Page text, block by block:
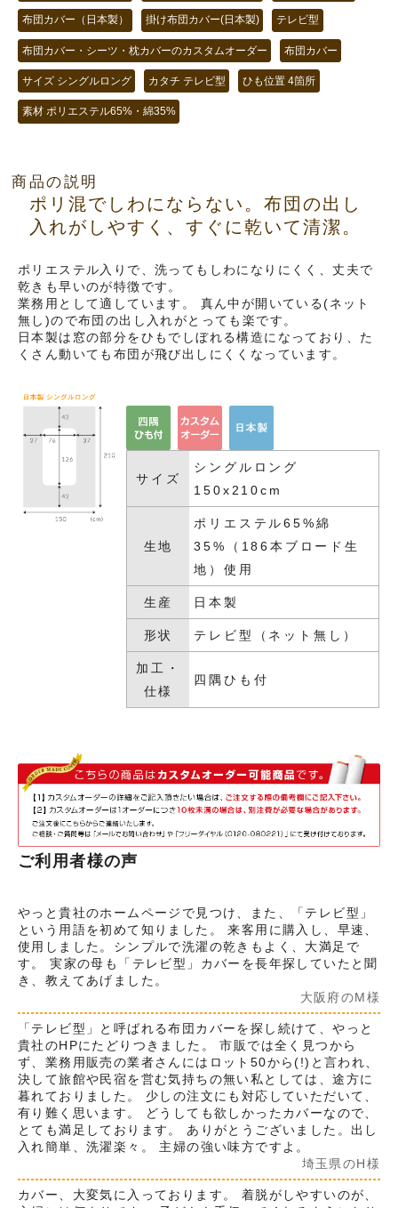
布団カバー（日本製） 掛け布団カバー(日本製) テレビ型
布団カバー・シーツ・枕カバーのカスタムオーダー 布団カバー
サイズ シングルロング カタチ テレビ型 ひも位置 4箇所
素材 ポリエステル65%・綿35%
商品の説明
ポリ混でしわにならない。布団の出し
入れがしやすく、すぐに乾いて清潔。
ポリエステル入りで、洗ってもしわになりにくく、丈夫で
乾きも早いのが特徴です。
業務用として適しています。 真ん中が開いている(ネット
無し)ので布団の出し入れがとっても楽です。
日本製は窓の部分をひもでしぼれる構造になっており、た
くさん動いても布団が飛び出しにくくなっています。
サイズ
シングルロング
150x210cm
生地
ポリエステル65%綿
35%（186本ブロード生
地）使用
生産 日本製
形状 テレビ型（ネット無し）
加工・
仕様
四隅ひも付
ご利用者様の声
やっと貴社のホームページで見つけ、また、「テレビ型」
という用語を初めて知りました。 来客用に購入し、早速、
使用しました。シンプルで洗濯の乾きもよく、大満足で
す。 実家の母も「テレビ型」カバーを長年探していたと聞
き、教えてあげました。
大阪府のM様
「テレビ型」と呼ばれる布団カバーを探し続けて、やっと
貴社のHPにたどりつきました。 市販では全く見つから
ず、業務用販売の業者さんにはロット50から(!)と言われ、
決して旅館や民宿を営む気持ちの無い私としては、途方に
暮れておりました。 少しの注文にも対応していただいて、
有り難く思います。 どうしても欲しかったカバーなので、
とても満足しております。 ありがとうございました。出し
入れ簡単、洗濯楽々。 主婦の強い味方ですよ。
埼玉県のH様
カバー、大変気に入っております。 着脱がしやすいのが、